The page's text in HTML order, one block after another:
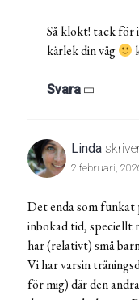
Så klokt! tack för
kärlek din väg
Svara
Linda
2 februari,
Det enda som
inbokad tid, speciellt
har (relativt) små
Vi har varsin
för mig) där den